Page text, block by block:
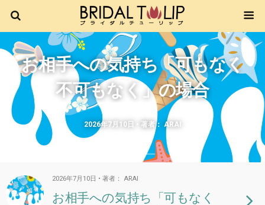
2026年7月10日 • 著者： ARAI
お相手への気持ち「可もなく
不可もなく」の場合
2026年7月10日 • 著者： ARAI
お相手への気持ち「可もなく